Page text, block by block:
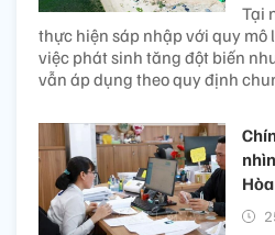
Tại
thực hiện sáp nhập với quy mô
việc phát sinh tăng đột biến
vẫn áp dụng theo quy định
Hòa